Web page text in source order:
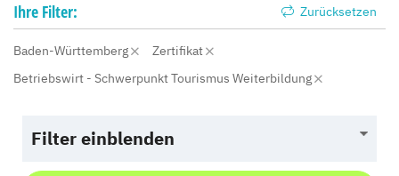
Ihre Filter: Zurücksetzen
Baden-Württemberg
Zertifikat
Betriebswirt - Schwerpunkt Tourismus Weiterbildung
Filter einblenden